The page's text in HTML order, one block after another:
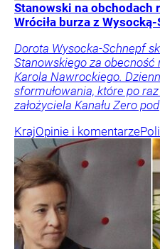
Stanowski na obchodach
Wróciła burza z
Dorota Wysocka-Schnepf
Stanowskiego za
Karola Nawrockiego.
sformułowania, które po
założyciela Kanału Zero
KrajOpinie i komentarze